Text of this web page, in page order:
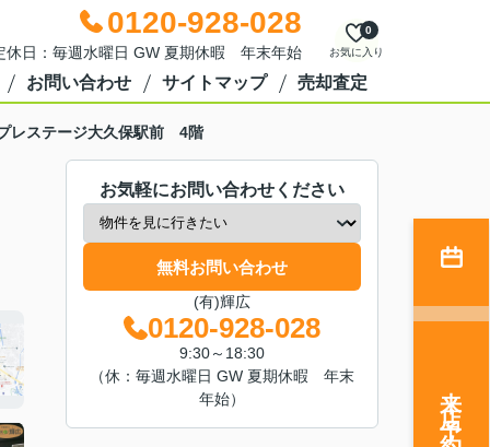
0120-928-028
日：毎週水曜日 GW 夏期休暇 年末年始 お気に入り
0
お問い合わせ サイトマップ 売却査定
レステージ大久保駅前 4階
お気軽にお問い合わせください
無料お問い合わせ
(有)輝広
0120-928-028
9:30～18:30
（休：毎週水曜日 GW 夏期休暇 年末
年始）
来店予約